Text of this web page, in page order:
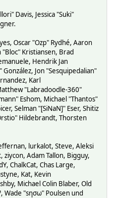
Davis, Jessica "Suki"
Oscar "Ozp" Rydhé, Aaron
Kristiansen, Brad
Hendrik Jan
González, Jon "Sesquipedalian"
Karl
"Labradoodle-360"
Eshom, Michael "Thantos"
Selman "[SiNaN]" Eser, Shitiz
Hildebrandt, Thorsten
lurkalot, Steve, Aleksi
Adam Tallon, Bigguy,
ChalkCat, Chas Large,
Kat, Kevin
Michael Colin Blaber, Old
Wade "sησω" Poulsen und